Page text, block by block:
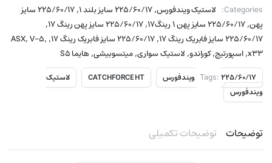
Categories: لاستیک ویندفورس,۲۲۵/۶۰/۱۷ سایز بلند ۱ ,
۲۲۵/۶۰/۱۷ سایز
پهن,۲۲۵/۶۰/۱۷ سایز پهن ۱ رینگ۱۷ ,۲۲۵/۶۰/۱۷ سایز پهن رینگ ۱۷ ,
۲۲۵/۶۰/۱۷ سایز فابریک رینگ ۱۷ ,۲۲۵/۶۰/۱۷ سایز فابریک رینگ ۱۷ ,
ASX,V-5,
x33
,اسپورتیج,کوراندو, لاستیک سواری,میتسوبیشی, هایما S5
Tags: ۲۲۵/۶۰/۱۷ ویندفورس CATCHFORCE HT
لاستیک
ویندفورس
توضیحات توضیحات تکمیلی